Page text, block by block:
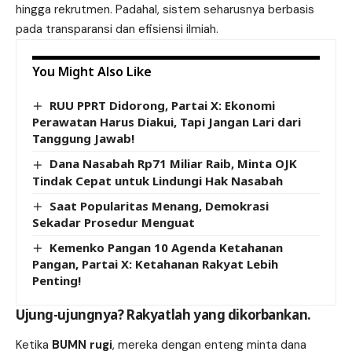
hingga rekrutmen. Padahal, sistem seharusnya berbasis
pada transparansi dan efisiensi ilmiah.
You Might Also Like
RUU PPRT Didorong, Partai X: Ekonomi
Perawatan Harus Diakui, Tapi Jangan Lari dari
Tanggung Jawab!
Dana Nasabah Rp71 Miliar Raib, Minta OJK
Tindak Cepat untuk Lindungi Hak Nasabah
Saat Popularitas Menang, Demokrasi
Sekadar Prosedur Menguat
Kemenko Pangan 10 Agenda Ketahanan
Pangan, Partai X: Ketahanan Rakyat Lebih
Penting!
Ujung-ujungnya? Rakyatlah yang dikorbankan.
Ketika BUMN rugi, mereka dengan enteng minta dana